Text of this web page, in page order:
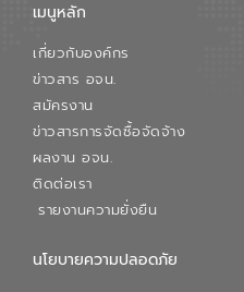
เมนูหลัก
เกี่ยวกับองค์กร
ข่าวสาร อจน.
สมัครงาน
ข่าวสารการจัดซื้อจัดจ้าง
ผลงาน อจน.
ติดต่อเรา
รายงานความยั่งยืน
นโยบายความปลอดภัย